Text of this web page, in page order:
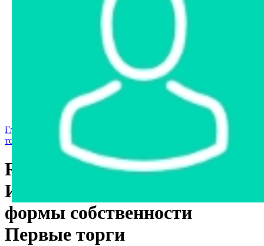
Интернет-магазин
Интернет-витрина
Арестованное имущество
Реестр несостоявшихся торгов
Реестр переоценок
Государственное имущество
Главная страница
торгов
Транспорт
Renault Kangoo, 2008
Имущество государственной
формы собственности
Первые торги